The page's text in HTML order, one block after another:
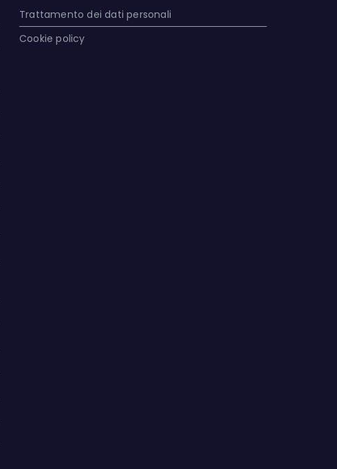
Trattamento dei dati personali
Cookie policy